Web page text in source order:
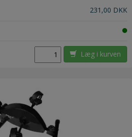
231,00 DKK
Læg i kurven